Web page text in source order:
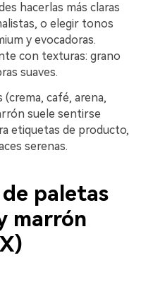
hacerlas más claras
o elegir tonos
y evocadoras.
con texturas: grano
suaves.
café, arena,
suele sentirse
etiquetas de producto,
serenas.
paletas
marrón